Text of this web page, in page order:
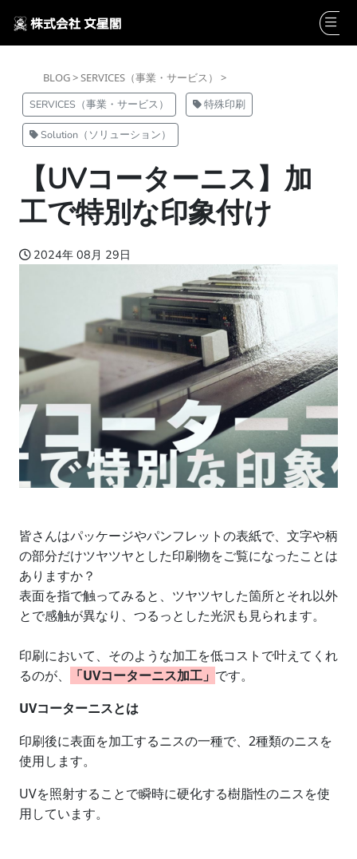
BLOG >SERVICES（事業・サービス） >
SERVICES（事業・サービス） 特殊印刷
Solution（ソリューション）
【UVコーターニス】加
工で特別な印象付け
2024年 08月 29日
皆さんはパッケージやパンフレットの表紙で、文字や柄
の部分だけツヤツヤとした印刷物をご覧になったことは
ありますか？
表面を指で触ってみると、ツヤツヤした箇所とそれ以外
とで感触が異なり、つるっとした光沢も見られます。
印刷において、そのような加工を低コストで叶えてくれ
るのが、
「UVコーターニス加工」 です。​
UVコーターニスとは
印刷後に表面を加工するニスの一種で、2種類のニスを
使用します。
UVを照射することで瞬時に硬化する樹脂性のニスを使
用しています。